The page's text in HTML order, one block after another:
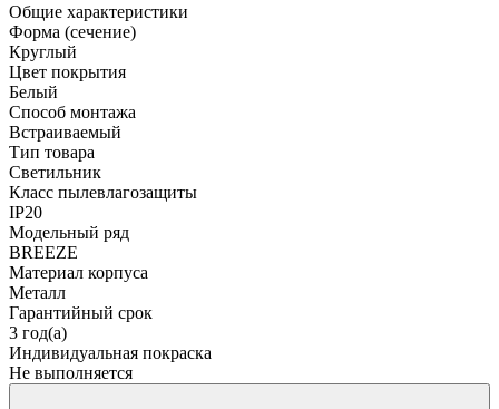
Общие характеристики
Форма (сечение)
Круглый
Цвет покрытия
Белый
Способ монтажа
Встраиваемый
Тип товара
Светильник
Класс пылевлагозащиты
IP20
Модельный ряд
BREEZE
Материал корпуса
Металл
Гарантийный срок
3 год(а)
Индивидуальная покраска
Не выполняется